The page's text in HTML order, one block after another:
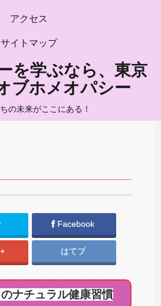
アクセス
サイトマップ
を学ぶなら、東京
ブホメオパシー
の未来がここにある！
Facebook
はてブ
ナチュラル健康習慣